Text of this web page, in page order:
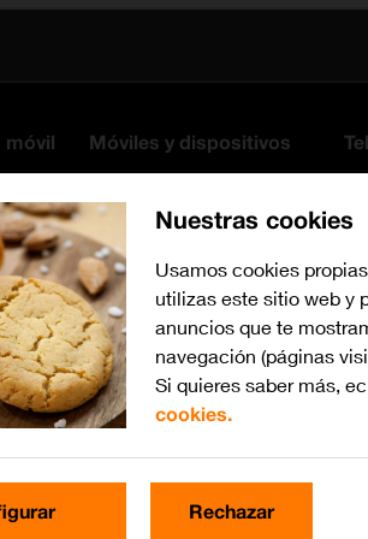
móvil Móviles y dispositivos
Nuestras cookies
Usamos cookies
utilizas este sitio web y
anuncios que te
navegación (páginas
Si quieres saber más,
cookies.
Rechazar